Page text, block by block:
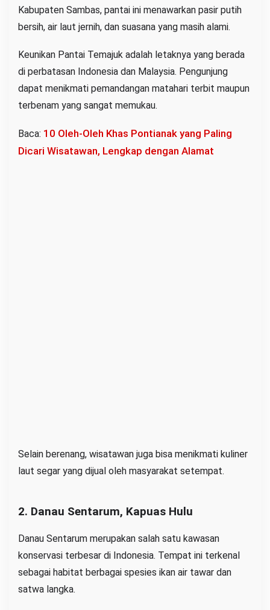
Kabupaten Sambas, pantai ini menawarkan pasir putih
bersih, air laut jernih, dan suasana yang masih alami.
Keunikan Pantai Temajuk adalah letaknya yang berada
di perbatasan Indonesia dan Malaysia. Pengunjung
dapat menikmati pemandangan matahari terbit maupun
terbenam yang sangat memukau.
Baca: 10 Oleh-Oleh Khas Pontianak yang Paling
Dicari Wisatawan, Lengkap dengan Alamat
Selain berenang, wisatawan juga bisa menikmati kuliner
laut segar yang dijual oleh masyarakat setempat.
2. Danau Sentarum, Kapuas Hulu
Danau Sentarum merupakan salah satu kawasan
konservasi terbesar di Indonesia. Tempat ini terkenal
sebagai habitat berbagai spesies ikan air tawar dan
satwa langka.